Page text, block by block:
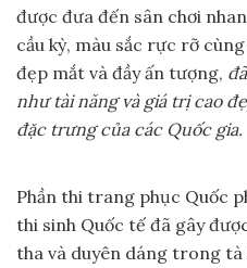
được đưa đến sân chơi
cầu kỳ, màu sắc rực rỡ
đẹp mắt và đầy ấn tượng,
như tài năng và giá trị cao
đặc trưng của các Quốc gia.
Phần thi trang phục Quốc
thi sinh Quốc tế đã gây
tha và duyên dáng trong tà